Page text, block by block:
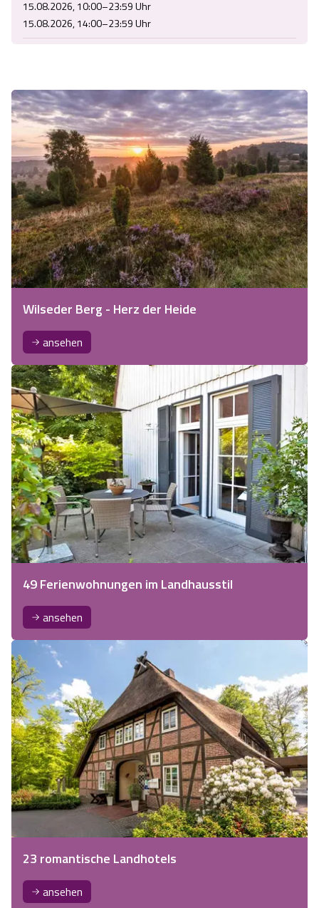
15.08.2026, 10:00–23:59 Uhr
15.08.2026, 14:00–23:59 Uhr
Wilseder Berg - Herz der Heide
ansehen
49 Ferienwohnungen im Landhausstil
ansehen
23 romantische Landhotels
ansehen